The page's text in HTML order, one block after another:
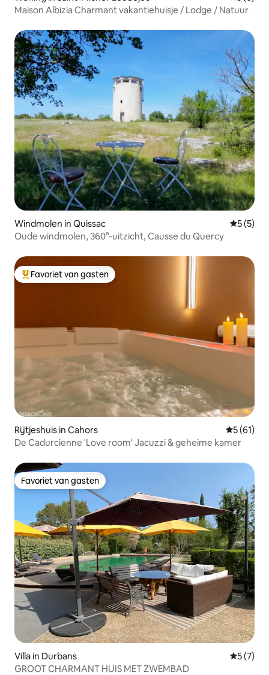
Maison Albizia Charmant vakantiehuisje / Lodge / Natuur
Windmolen in Quissac
5 (5)
Oude windmolen, 360°-uitzicht, Causse du Quercy
Topfavoriet van gasten
Favoriet van gasten
Rijtjeshuis in Cahors
5 (61)
De Cadurcienne 'Love room' Jacuzzi & geheime kamer
Favoriet van gasten
Favoriet van gasten
Villa in Durbans
5 (7)
GROOT CHARMANT HUIS MET ZWEMBAD